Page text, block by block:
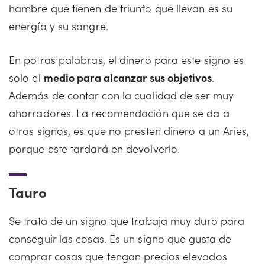
hambre que tienen de triunfo que llevan es su
energía y su sangre.
En potras palabras, el dinero para este signo es
solo el medio para alcanzar sus objetivos.
Además de contar con la cualidad de ser muy
ahorradores. La recomendación que se da a
otros signos, es que no presten dinero a un Aries,
porque este tardará en devolverlo.
Tauro
Se trata de un signo que trabaja muy duro para
conseguir las cosas. Es un signo que gusta de
comprar cosas que tengan precios elevados